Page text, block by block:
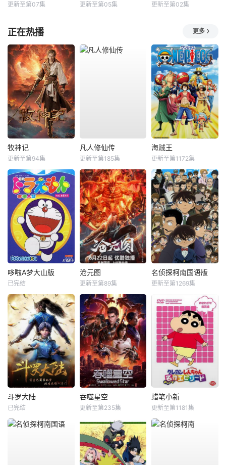
更新至第07集 更新至第05集 更新至第02集
正在热播 更多
牧神记
更新至第94集
凡人修仙传
更新至第185集
海贼王
更新至第1172集
哆啦A梦大山版
已完结
沧元图
更新至第89集
名侦探柯南国语版
更新至第1269集
斗罗大陆
已完结
吞噬星空
更新至第235集
蜡笔小新
更新至第1181集